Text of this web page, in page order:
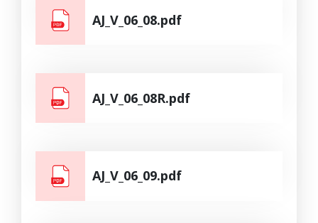
AJ_V_06_08.pdf
AJ_V_06_08R.pdf
AJ_V_06_09.pdf